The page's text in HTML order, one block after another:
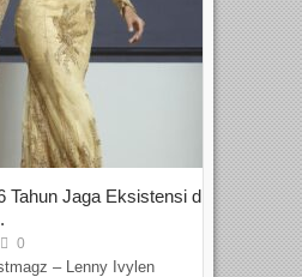
Tahun Jaga Eksistensi di
0
– Lenny Ivylen